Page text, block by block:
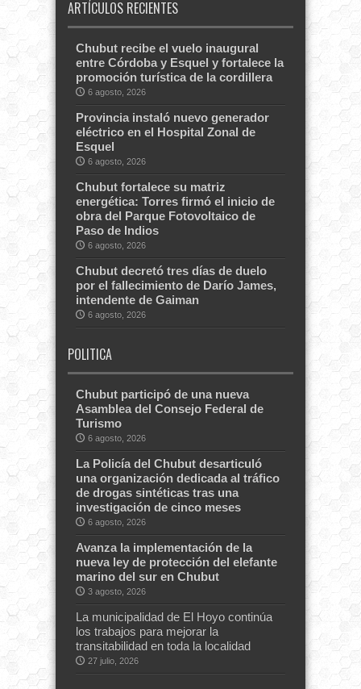
ARTÍCULOS RECIENTES
Chubut recibe el vuelo inaugural
entre Córdoba y Esquel y fortalece la
promoción turística de la cordillera
6 agosto, 2026
Provincia instaló nuevo generador
eléctrico en el Hospital Zonal de
Esquel
6 agosto, 2026
Chubut fortalece su matriz
energética: Torres firmó el inicio de
obra del Parque Fotovoltaico de
Paso de Indios
6 agosto, 2026
Chubut decretó tres días de duelo
por el fallecimiento de Darío James,
intendente de Gaiman
6 agosto, 2026
POLITICA
Chubut participó de una nueva
Asamblea del Consejo Federal de
Turismo
6 agosto, 2026
La Policía del Chubut desarticuló
una organización dedicada al tráfico
de drogas sintéticas tras una
investigación de cinco meses
6 agosto, 2026
Avanza la implementación de la
nueva ley de protección del elefante
marino del sur en Chubut
3 agosto, 2026
La municipalidad de El Hoyo continúa
los trabajos para mejorar la
transitabilidad en toda la localidad
27 julio, 2026